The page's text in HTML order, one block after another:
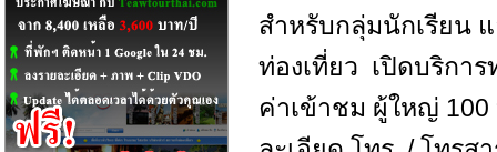
สำหรับกลุ่มนักเรียน
ท่องเที่ยว เปิดบริการ
ค่าเข้าชม ผู้ใหญ่ 100